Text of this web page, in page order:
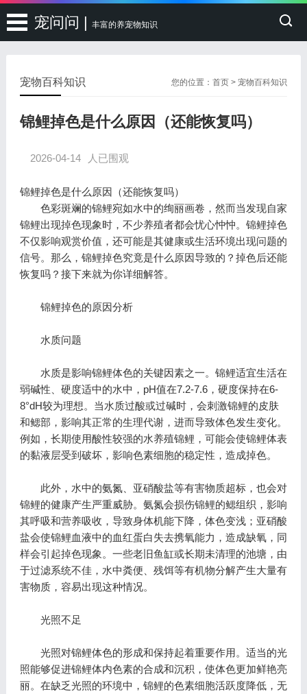
宠问问 | 丰富的养宠物知识
您的位置：首页 >宠物百科知识
宠物百科知识
锦鲤掉色是什么原因（还能恢复吗）
2026-04-14 人已围观
锦鲤掉色是什么原因（还能恢复吗）
色彩斑斓的锦鲤宛如水中的绚丽画卷，然而当发现自家
锦鲤出现掉色现象时，不少养殖者都会忧心忡忡。锦鲤掉色
不仅影响观赏价值，还可能是其健康或生活环境出现问题的
信号。那么，锦鲤掉色究竟是什么原因导致的？掉色后还能
恢复吗？接下来就为你详细解答。
锦鲤掉色的原因分析
水质问题
水质是影响锦鲤体色的关键因素之一。锦鲤适宜生活在
弱碱性、硬度适中的水中，pH值在7.2-7.6，硬度保持在6-
8°dH较为理想。当水质过酸或过碱时，会刺激锦鲤的皮肤
和鳃部，影响其正常的生理代谢，进而导致体色发生变化。
例如，长期使用酸性较强的水养殖锦鲤，可能会使锦鲤体表
的黏液层受到破坏，影响色素细胞的稳定性，造成掉色。
此外，水中的氨氮、亚硝酸盐等有害物质超标，也会对
锦鲤的健康产生严重威胁。氨氮会损伤锦鲤的鳃组织，影响
其呼吸和营养吸收，导致身体机能下降，体色变浅；亚硝酸
盐会使锦鲤血液中的血红蛋白失去携氧能力，造成缺氧，同
样会引起掉色现象。一些老旧鱼缸或长期未清理的池塘，由
于过滤系统不佳，水中粪便、残饵等有机物分解产生大量有
害物质，容易出现这种情况。
光照不足
光照对锦鲤体色的形成和保持起着重要作用。适当的光
照能够促进锦鲤体内色素的合成和沉积，使体色更加鲜艳亮
丽。在缺乏光照的环境中，锦鲤的色素细胞活跃度降低，无